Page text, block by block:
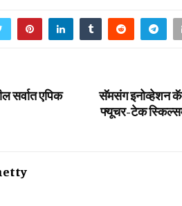
सर्वात एपिक
सॅमसंग इनोव्‍हेशन
फ्यूचर-टेक